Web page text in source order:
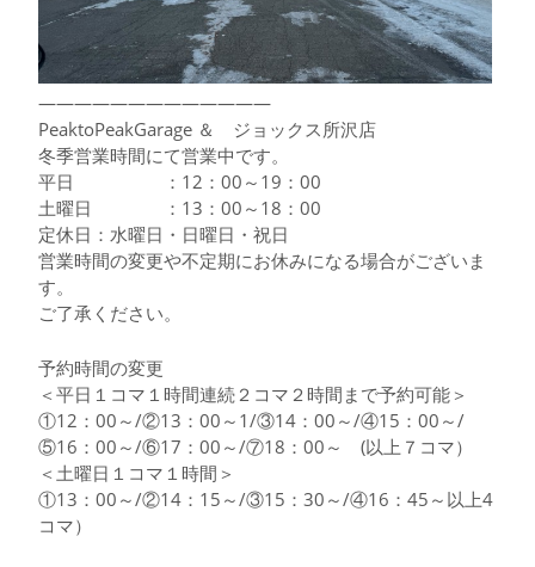
—————————————
PeaktoPeakGarage ＆ ジョックス所沢店
冬季営業時間にて営業中です。
平日 ：12：00～19：00
土曜日 ：13：00～18：00
定休日：水曜日・日曜日・祝日
営業時間の変更や不定期にお休みになる場合がございま
す。
ご了承ください。
予約時間の変更
＜平日１コマ１時間連続２コマ２時間まで予約可能＞
①12：00～/②13：00～1/③14：00～/④15：00～/
⑤16：00～/⑥17：00～/⑦18：00～ (以上７コマ）
＜土曜日１コマ１時間＞
①13：00～/②14：15～/③15：30～/④16：45～以上4
コマ）